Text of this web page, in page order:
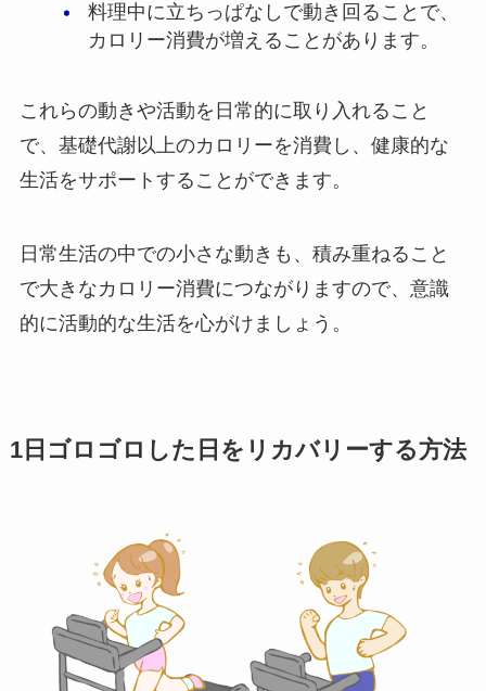
料理中に立ちっぱなしで動き回ることで、
カロリー消費が増えることがあります。
これらの動きや活動を日常的に取り入れること
で、基礎代謝以上のカロリーを消費し、健康的な
生活をサポートすることができます。
日常生活の中での小さな動きも、積み重ねること
で大きなカロリー消費につながりますので、意識
的に活動的な生活を心がけましょう。
1日ゴロゴロした日をリカバリーする方法